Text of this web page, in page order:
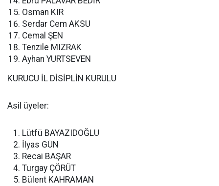
Osman KIR
Serdar Cem AKSU
Cemal ŞEN
Tenzile MIZRAK
Ayhan YURTSEVEN
KURUCU İL DİSİPLİN KURULU
Asil üyeler:
Lütfü BAYAZIDOĞLU
İlyas GÜN
Recai BAŞAR
Turgay ÇÖRÜT
Bülent KAHRAMAN